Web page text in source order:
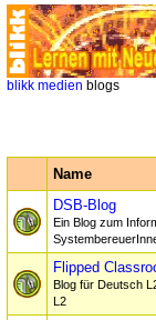
blikk medien blogs
Name
DSB-Blog
Ein Blog zum
Flipped
Blog für Deutsch
L2